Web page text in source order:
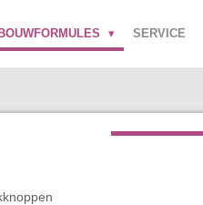
SERVICE